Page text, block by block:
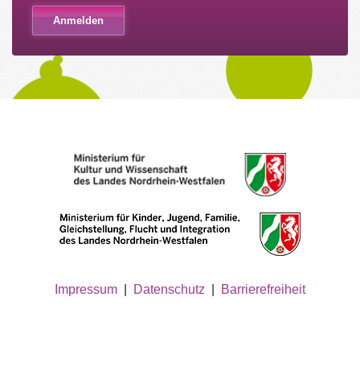
Impressum Datenschutz Barrierefreiheit